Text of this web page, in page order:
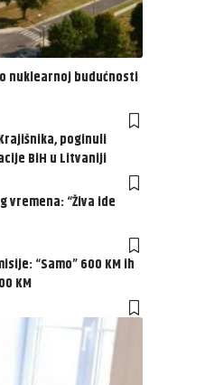
nuklearnoj budućnosti
poginuli
BiH u Litvaniji
vremena: “Živa ide
“Samo” 600 KM ih
KM